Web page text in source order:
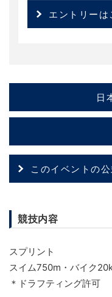
エントリーは
日
このイベントの
競技内容
スプリント
スイム750m・バイク
＊ドラフティング許可